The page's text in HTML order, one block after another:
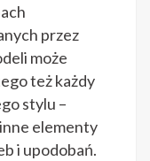
przez
może
też każdy
stylu –
elementy
i upodobań.